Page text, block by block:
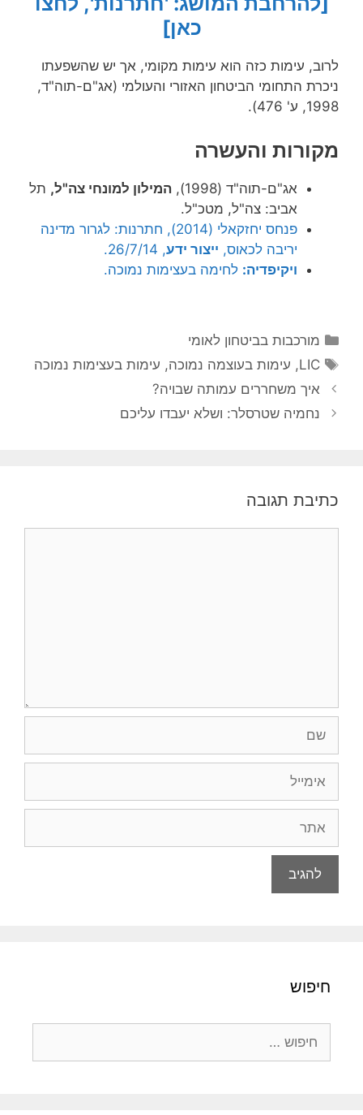
כאן]
לרוב, עימות כזה הוא עימות מקומי, אך יש שהשפעתו
ניכרת התחומי הביטחון האזורי והעולמי (אג"ם-תוה"ד,
1998, ע' 476).
מקורות והעשרה
אג"ם-תוה"ד (1998), המילון למונחי צה"ל, תל
אביב: צה"ל, מטכ"ל.
פנחס יחזקאלי (2014), חתרנות: לגרור מדינה
יריבה לכאוס, ייצור ידע, 26/7/14.
ויקיפדיה: לחימה בעצימות נמוכה.
קטגוריות
מורכבות בביטחון לאומי
תגיות
LIC
, עימות בעוצמה נמוכה, עימות בעצימות נמוכה
איך משחררים עמותה שבויה?
נחמיה שטרסלר: ושלא יעבדו עליכם
כתיבת תגובה
חיפוש